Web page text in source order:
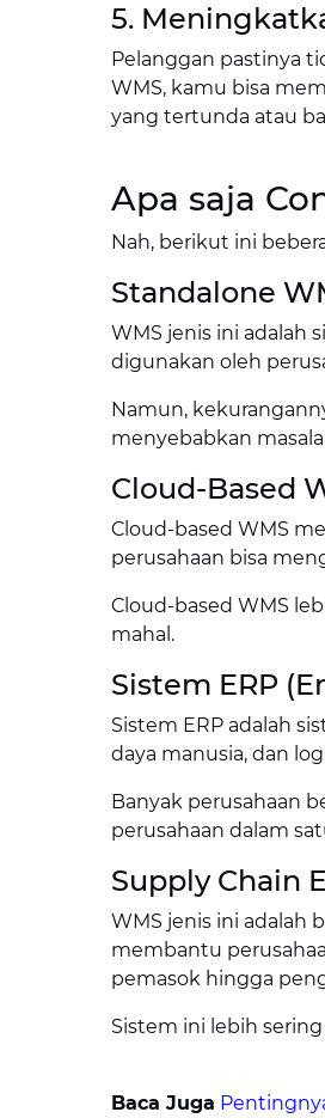
5.
Pelanggan pastinya
WMS, kamu bisa
yang tertunda atau
Apa saja
Nah, berikut ini
Standalone
WMS jenis ini adalah
digunakan oleh
Namun,
menyebabkan
Cloud-Based
Cloud-based WMS
perusahaan bisa
Cloud-based WMS
mahal.
Sistem ERP
Sistem ERP adalah
daya manusia, dan
Banyak perusahaan
perusahaan dalam
Supply Chain
WMS jenis ini adalah
membantu
pemasok hingga
Sistem ini lebih
Baca Juga